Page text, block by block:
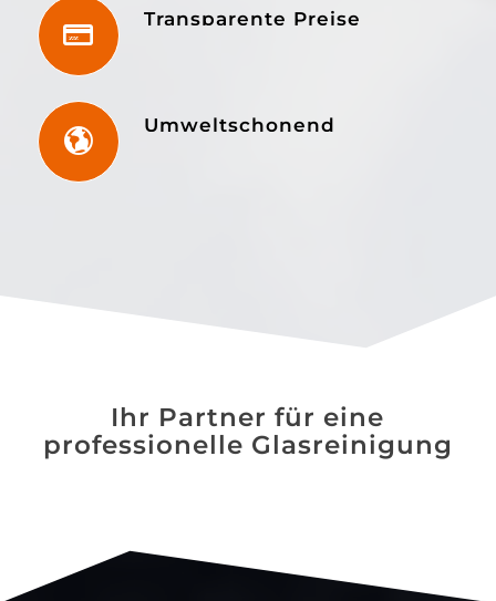
Transparente Preise
Umweltschonend
Ihr Partner für eine
professionelle Glasreinigung